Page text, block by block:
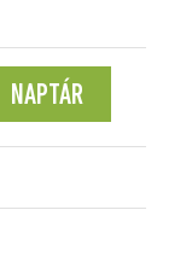
NAPTÁR